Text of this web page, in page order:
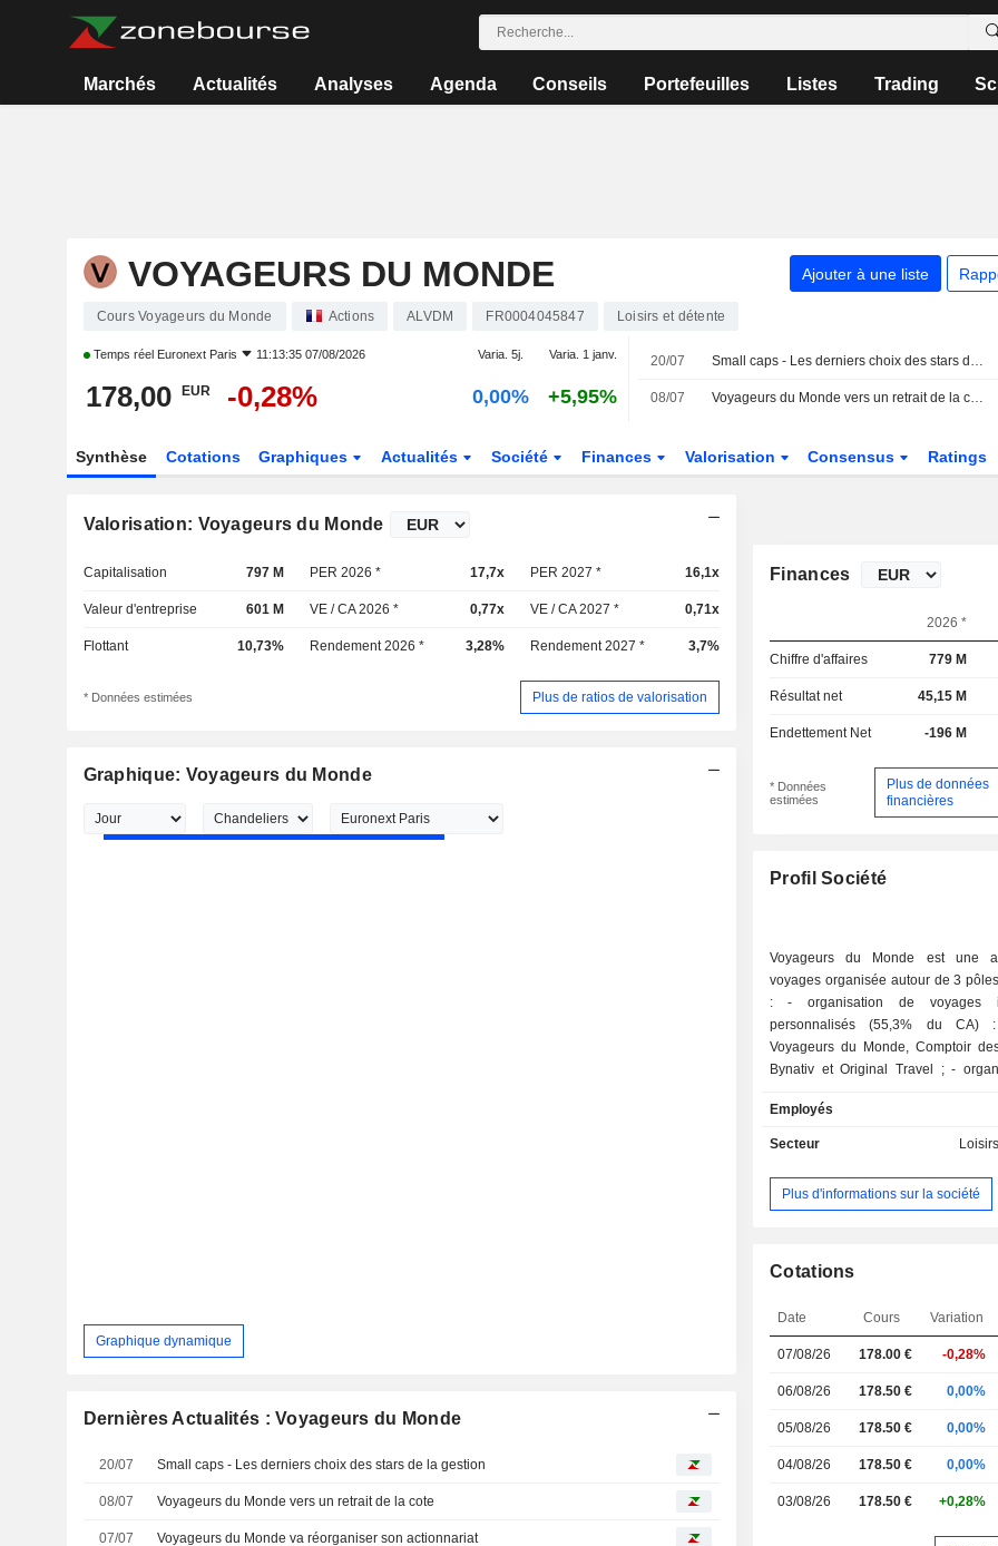
Marchés Actualités Analyses Agenda Conseils Portefeuilles Listes Trading
VOYAGEURS DU MONDE Ajouter à une liste
Cours Voyageurs du Monde Actions ALVDM FR0004045847 Loisirs et détente
Temps réel Euronext Paris 11:13:35 07/08/2026 Varia. 5j. Varia. 1 janv.
178,00 EUR -0,28% 0,00% +5,95%
20/07 Small caps - Les derniers choix des stars de la gestion
08/07 Voyageurs du Monde vers un retrait de la cote
Synthèse Cotations Graphiques Actualités Société Finances Valorisation Consensus Ratings
Valorisation: Voyageurs du Monde
Capitalisation 797 M PER 2026 * 17,7x PER 2027 * 16,1x
Valeur d'entreprise 601 M VE / CA 2026 * 0,77x VE / CA 2027 * 0,71x
Flottant 10,73% Rendement 2026 * 3,28% Rendement 2027 * 3,7%
* Données estimées Plus de ratios de valorisation
Graphique: Voyageurs du Monde
Graphique dynamique
Dernières Actualités : Voyageurs du Monde
20/07 Small caps - Les derniers choix des stars de la gestion
08/07 Voyageurs du Monde vers un retrait de la cote
07/07 Voyageurs du Monde va réorganiser son actionnariat
Finances
2026 *
Chiffre d'affaires 779 M
Résultat net 45,15 M
Endettement Net -196 M
* Données
estimées
Plus de données
financières
Profil Société
Voyageurs du Monde est une
voyages organisée autour de 3
: - organisation de voyages individuels
personnalisés (55,3% du CA) :
Voyageurs du Monde, Comptoir
Bynativ et Original Travel ; - organisation de
treks, randonnées et voyages à
Terres d'Aventure, Allibert
Touristik, Loire Valley Travel,
SE Tours et Ruckenwind Reisen) ; -
A fin 2025, la commercialisation des
18 agences implantées France (13),
(2), au Canada (2) et en
Internet.
Employés
Secteur
Plus d'informations sur la société
Cotations
Date Cours Variation
07/08/26 178.00€ -0,28%
06/08/26 178.50 € 0,00%
05/08/26 178.50 € 0,00%
04/08/26 178.50 € 0,00%
03/08/26 178.50 € +0,28%